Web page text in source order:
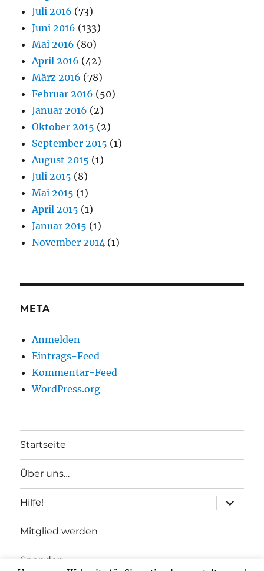
Juli 2016 (73)
Juni 2016 (133)
Mai 2016 (80)
April 2016 (42)
März 2016 (78)
Februar 2016 (50)
Januar 2016 (2)
Oktober 2015 (2)
September 2015 (1)
August 2015 (1)
Juli 2015 (8)
Mai 2015 (1)
April 2015 (1)
Januar 2015 (1)
November 2014 (1)
META
Anmelden
Eintrags-Feed
Kommentar-Feed
WordPress.org
Startseite
Über uns…
Hilfe!
anzeigen
Mitglied werden
Spenden